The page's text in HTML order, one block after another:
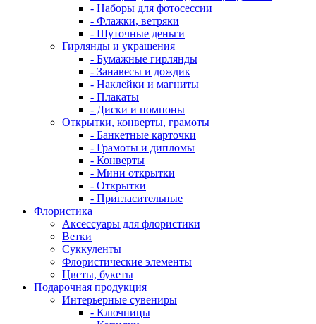
- Наборы для фотосессии
- Флажки, ветряки
- Шуточные деньги
Гирлянды и украшения
- Бумажные гирлянды
- Занавесы и дождик
- Наклейки и магниты
- Плакаты
- Диски и помпоны
Открытки, конверты, грамоты
- Банкетные карточки
- Грамоты и дипломы
- Конверты
- Мини открытки
- Открытки
- Пригласительные
Флористика
Аксессуары для флористики
Ветки
Суккуленты
Флористические элементы
Цветы, букеты
Подарочная продукция
Интерьерные сувениры
- Ключницы